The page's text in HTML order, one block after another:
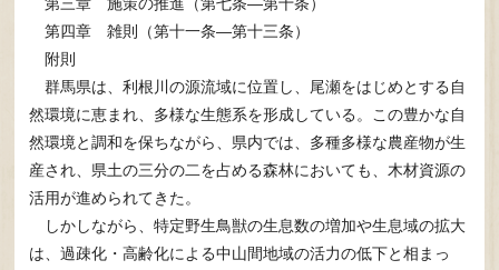
第三章 施策の推進（第七条―第十条）
第四章 雑則（第十一条―第十三条）
附則
群馬県は、利根川の源流域に位置し、尾瀬をはじめとする自
然環境に恵まれ、多様な生態系を形成している。この豊かな自
然環境と調和を保ちながら、県内では、多種多様な農産物が生
産され、県土の三分の二を占める森林においても、木材資源の
活用が進められてきた。
しかしながら、特定野生鳥獣の生息数の増加や生息域の拡大
は、過疎化・高齢化による中山間地域の活力の低下と相まっ